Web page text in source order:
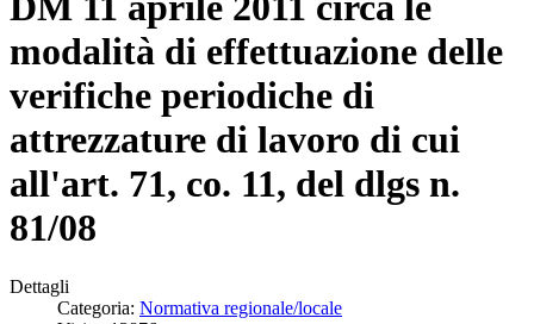
modalità di effettuazione delle
verifiche periodiche di
attrezzature di lavoro di cui
all'art. 71, co. 11, del dlgs n.
81/08
Dettagli
Categoria: Normativa regionale/locale